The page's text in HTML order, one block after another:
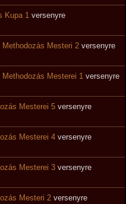
Kupa 1 versenyre
Methodozás Mesteri 2 versenyre
Methodozás Mesterei 1 versenyre
Mesterei 5 versenyre
Mesterei 4 versenyre
Mesterei 3 versenyre
Mesteri 2 versenyre